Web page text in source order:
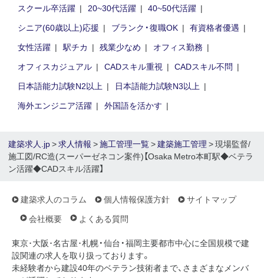
スクール卒活躍
20~30代活躍
40~50代活躍
シニア(60歳以上)応援
ブランク・復職OK
有資格者優遇
女性活躍
駅チカ 残業少なめ
オフィス勤務
オフィスカジュアル
CADスキル重視
CADスキル不問
日本語能力試験N2以上
日本語能力試験N3以上
海外エンジニア活躍
外国語を活かす
建築求人.jp>求人情報 >施工管理一覧>建築施工管理 > 現場監督/
施工図/RC造(スーパーゼネコン案件)【Osaka Metro本町駅◆ベテラ
ン活躍◆CADスキル活躍】
建築求人のコラム 個人情報保護方針
サイトマップ
会社概要
よくある質問
東京･大阪･名古屋･札幌・仙台・福岡主要都市中心に全国規模で建
設関連の求人を取り扱っております。
未経験者から建設40年のベテラン技術者まで、さまざまなメンバ